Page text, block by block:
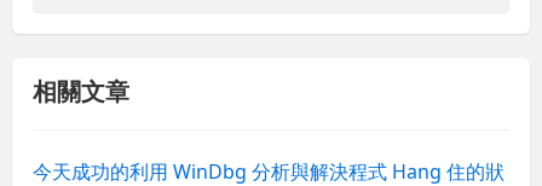
相關文章
今天成功的利用 WinDbg 分析與解決程式 Hang 住的狀